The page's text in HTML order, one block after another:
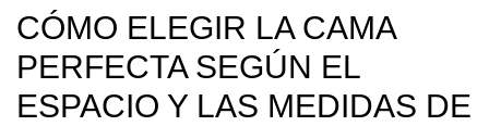
CÓMO ELEGIR LA CAMA
PERFECTA SEGÚN EL
ESPACIO Y LAS MEDIDAS DE